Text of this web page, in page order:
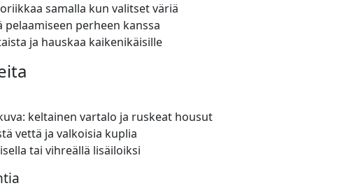
samalla kun valitset väriä
pelaamiseen perheen kanssa
ja hauskaa kaikenikäisille
keltainen vartalo ja ruskeat housut
vettä ja valkoisia kuplia
tai vihreällä lisäiloiksi